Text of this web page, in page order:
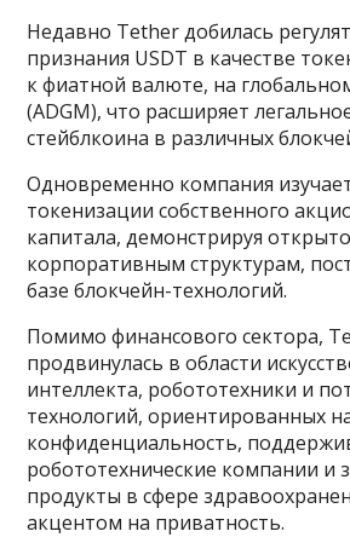
Недавно Tether добилась
признания USDT в качестве
к фиатной валюте, на
(ADGM), что расширяет
стейблкоина в различных
Одновременно компания
токенизации собственного
капитала, демонстрируя
корпоративным структурам,
базе блокчейн-технологий.
Помимо финансового сектора,
продвинулась в области
интеллекта, робототехники и
технологий, ориентированных
конфиденциальность,
робототехнические компании и
продукты в сфере
акцентом на приватность.